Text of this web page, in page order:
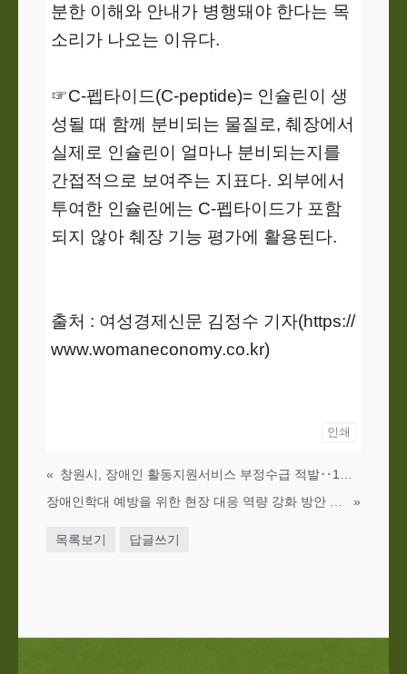
분한 이해와 안내가 병행돼야 한다는 목
소리가 나오는 이유다.
☞C-펩타이드(C-peptide)= 인슐린이 생
성될 때 함께 분비되는 물질로, 췌장에서
실제로 인슐린이 얼마나 분비되는지를
간접적으로 보여주는 지표다. 외부에서
투여한 인슐린에는 C-펩타이드가 포함
되지 않아 췌장 기능 평가에 활용된다.
출처 : 여성경제신문 김정수 기자(https://
www.womaneconomy.co.kr)
인쇄
«
창원시, 장애인 활동지원서비스 부정수급 적발‥1개 기관 지정취소
장애인학대 예방을 위한 현장 대응 역량 강화 방안 논의
»
목록보기 답글쓰기